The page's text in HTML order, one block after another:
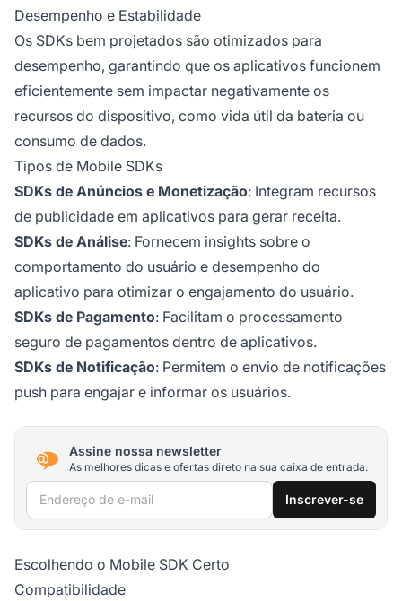
Desempenho e Estabilidade
Os SDKs bem projetados são otimizados para
desempenho, garantindo que os aplicativos funcionem
eficientemente sem impactar negativamente os
recursos do dispositivo, como vida útil da bateria ou
consumo de dados.
Tipos de Mobile SDKs
SDKs de Anúncios e Monetização: Integram recursos
de publicidade em aplicativos para gerar receita.
SDKs de Análise: Fornecem insights sobre o
comportamento do usuário e desempenho do
aplicativo para otimizar o engajamento do usuário.
SDKs de Pagamento: Facilitam o processamento
seguro de pagamentos dentro de aplicativos.
SDKs de Notificação: Permitem o envio de notificações
push para engajar e informar os usuários.
Assine nossa newsletter
As melhores dicas e ofertas direto na sua caixa de entrada.
Endereço de e-mail Inscrever-se
Escolhendo o Mobile SDK Certo
Compatibilidade